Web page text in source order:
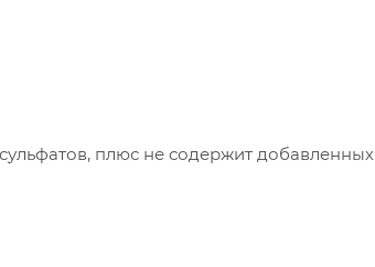
плюс не содержит добавленных